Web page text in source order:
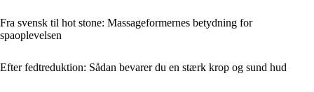
Fra svensk til hot stone: Massageformernes betydning for
spaoplevelsen
Efter fedtreduktion: Sådan bevarer du en stærk krop og sund hud